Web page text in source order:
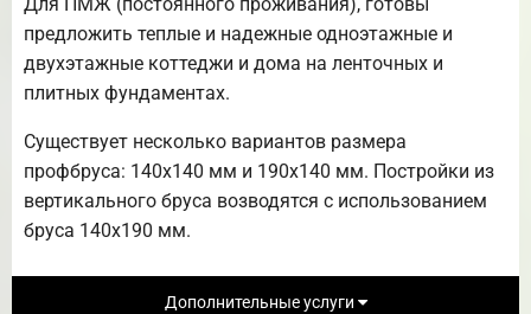
предложить теплые и надежные одноэтажные и
двухэтажные коттеджи и дома на ленточных и
плитных фундаментах.
Существует несколько вариантов размера
профбруса: 140х140 мм и 190х140 мм. Постройки из
вертикального бруса возводятся с использованием
бруса 140х190 мм.
Дополнительные услуги